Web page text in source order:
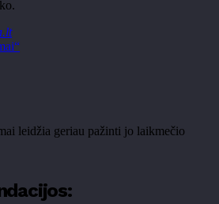
leidžia geriau pažinti jo laikmečio